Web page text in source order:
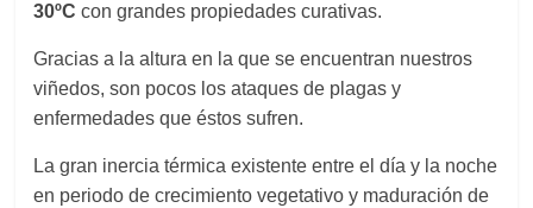
30ºC con grandes propiedades curativas.
Gracias a la altura en la que se encuentran nuestros
viñedos, son pocos los ataques de plagas y
enfermedades que éstos sufren.
La gran inercia térmica existente entre el día y la noche
en periodo de crecimiento vegetativo y maduración de